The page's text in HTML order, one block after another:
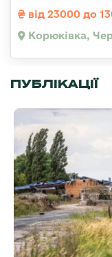
від 23000 до
Корюківка,
ПУБЛІКАЦІЇ